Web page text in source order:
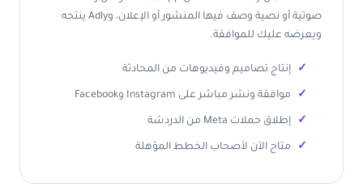
صوتية أو نصية وصف فيها المنشور أو الإعلان، وAdly ينتجه
ويعرضه عليك للموافقة.
إنتاج تصاميم وفيديوهات من المحادثة
موافقة ونشر مباشر على Instagram وFacebook
إطلاق حملات Meta من الدردشة
متاح الآن لأصحاب الخطط المؤهلة